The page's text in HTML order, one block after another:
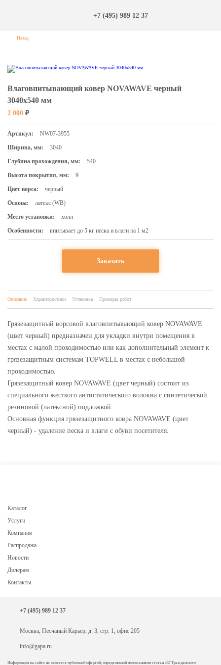
+7 (495) 989 12 37
Назад
Влаговпитывающий ковер NOVAWAVE черный
3040х540 мм
2 000 ₽
Артикул:
NW07-3955
Ширина, мм:
3040
Глубина прохождения, мм:
540
Высота покрытия, мм:
9
Цвет ворса:
черный
Основа:
латекс (WB)
Место установки:
холл
Особенности:
впитывает до 5 кг песка и влаги на 1 м2
Заказать
Описание Характеристики Установка Примеры работ
Грязезащитный ворсовой влаговпитывающий ковер NOVAWAVE
(цвет черный) предназначен для укладки внутри помещения в
местах с малой проходимостью или как дополнительный элемент к
грязезащитным системам TOPWELL в местах с небольшой
проходимостью.
Грязезащитный ковер NOVAWAVE (цвет черный) состоит из
специального жесткого антистатического волокна с синтетической
резиновой (латексной) подложкой.
Основная функция грязезащитного ковра NOVAWAVE (цвет
черный) - удаление песка и влаги с обуви посетителя.
Каталог
Услуги
Компания
Распродажа
Новости
Дилерам
Контакты
Информация на сайте не является публичной офертой, определяемой положениями статьи 437 Гражданского
+7 (495) 989 12 37
Москва, Песчаный Карьер, д. 3, стр. 1, офис 205
info@gapa.ru